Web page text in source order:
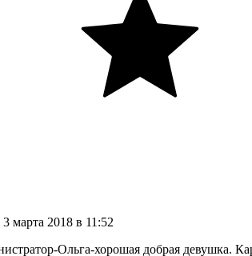
3 марта 2018 в 11:52
Ольга-хорошая добрая девушка.